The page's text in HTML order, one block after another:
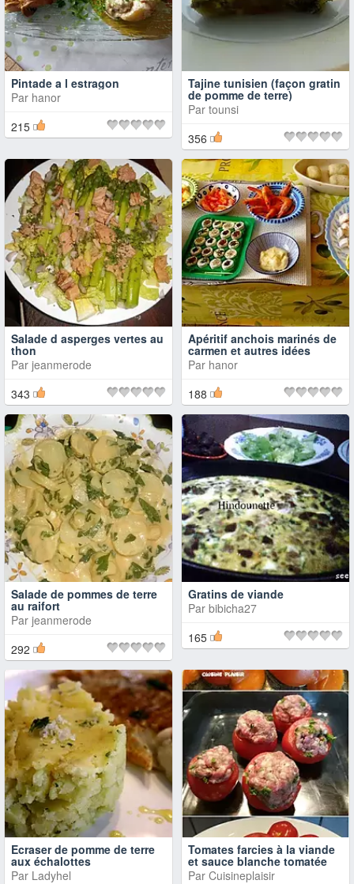
Pintade a l estragon
Par hanor
215
Tajine tunisien (façon gratin
de pomme de terre)
Par tounsi
356
Salade d asperges vertes au
thon
Par jeanmerode
343
Apéritif anchois marinés de
carmen et autres idées
Par hanor
188
Salade de pommes de terre
au raifort
Par jeanmerode
292
Gratins de viande
Par bibicha27
165
Ecraser de pomme de terre
aux échalottes
Par Ladyhel
Tomates farcies à la viande
et sauce blanche tomatée
Par Cuisineplaisir